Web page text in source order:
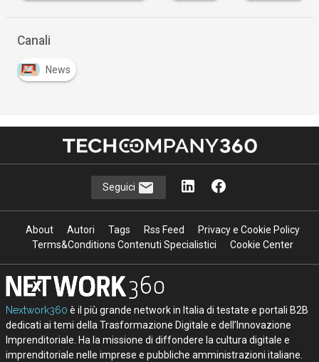
Canali
News
Seguici
About Autori Tags Rss Feed
Privacy e Cookie Policy
Terms&Conditions Contenuti Specialistici
Cookie Center
Nextwork360 è il più grande network in Italia di testate e portali B2B
dedicati ai temi della Trasformazione Digitale e dell’Innovazione
Imprenditoriale. Ha la missione di diffondere la cultura digitale e
imprenditoriale nelle imprese e pubbliche amministrazioni italiane.